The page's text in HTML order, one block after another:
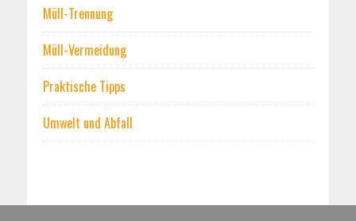
Müll-Trennung
Müll-Vermeidung
Praktische Tipps
Umwelt und Abfall